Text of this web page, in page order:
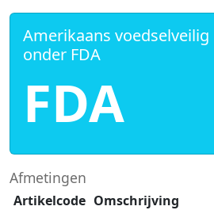
Amerikaans voedselveilig
onder FDA
FDA
Afmetingen
Artikelcode Omschrijving